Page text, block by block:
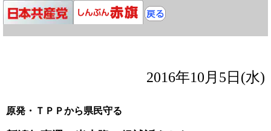
2016年10月5日(水)
原発・ＴＰＰから県民守る